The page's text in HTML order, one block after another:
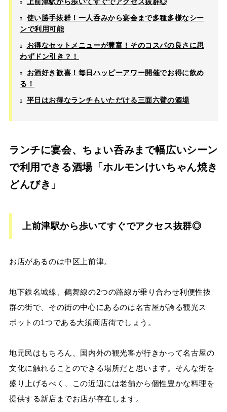
使い勝手抜群！一人呑みから宴会まで多種多様なシー
ンで利用可能
お得なセットメニューが豊富！そのコスパの良さに思
わずドン引き？！
お酒好き歓喜！毎日ハッピーアワー開催でお得に飲め
る！
平日はお得なランチもいただける三面六臂の酒場
ランチに宴会、ちょい呑みまで幅広いシーン
で利用できる酒場「ホルモンけいちゃん焼き
どんびき」
上前津駅から歩いてすぐでアクセス抜群◎
お店があるのは中区上前津。
地下鉄名城線、鶴舞線の2つの路線が乗り合わせ利便性抜
群の街で、その街の中心にあるのは名古屋が誇る観光ス
ポットの1つである大須商店街でしょう。
地元民はもちろん、国内外の観光客が行きかって名古屋の
文化に触れることのできる場所だと思います。そんな街を
盛り上げるべく、この近辺には老舗から個性豊かな料理を
提供する新店までお店が存在します。